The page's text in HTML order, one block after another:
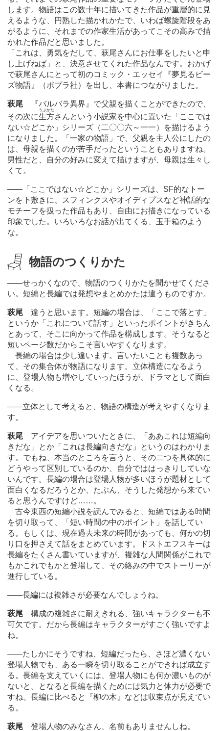
します。物語はこの数十年に描いてきた作品が重層的に見
えるような、円熟した描かれかたで、いわば螺旋階段をあ
がるように、それまでの作家生活があってこその高みで描
かれた作品だと思いました。
「これは、勇気をだして、萩尾さんにお仕事をしたいと申
し上げねば」と、決意させてくれた作品なんです。おかげ
で萩尾さんにとって初のコミック・エッセイ『夢見るビー
ズ物語』（ポプラ社）を出し、本書につながりました。
萩尾
『バルバラ異界』で父親を描くことができたので、
その次に生方
うぶかた
さんという小説家を中心に置いた「ここでは
ない☆どこか」シリーズ（二〇〇六～一一）を描けるよう
になりました。「一家の物語」で、父親を主人公にしたの
は、母親を描くのが苦手だったということもありますね。
男性だと、自分の好みに変えて描けますが、母親は生々し
くて。
――「ここではない☆どこか」シリーズは、 SF的なトー
ンを下敷きに、スフィンクスやオイディプスなど神話的な
モチーフを扱った作品もあり、自由にお描きになっている
印象でした。いろいろなお話が出てくる、玉手箱のよう
な。
物語のつくりかた
――せっかくなので、物語のつくりかたを聞かせてくださ
い。短編と長編では発想やまとめかたは違うものですか。
萩尾 違うと思います。短編の場合は、「ここで落とす」
というか「これについて話す」といったポイントがきちん
とあって、そこに向かって作品を構成します。そうなると
短いページ数だからこそ言いやすくなります。
長編の場合は少し違います。言いたいことも複数あっ
て、その集合体が物語になります。立体構造になるよう
に、登場人物も増やしていったほうが、ドラマとして面白
くなる。
――立体として考えると、物語の構造が考えやすくなりま
す。
萩尾 アイデアを思いついたときに、「ああこれは短編向
きだな」とか「これは長編向きだな」というのはわかりま
す。でもね、本当のところを言うと、その二つを具体的に
どうやって区別しているのか、自分でははっきりしていな
いんです。長編の場合は登場人物が多いほうが題材として
面白くなるだろうとか、たぶん、そうした発想から来てい
ると思うんですけど… …。
古今東西の短編小説を読んでみると、短編ではある時間
を切り取って、「短い時間の中のポイント」を話してい
る。もしくは、現在過去未来の時間があっても、何かの切
り口を押さえて話をまとめています。ドストエフスキーは
長編をたくさん書いていますが、複雑な人間関係がこれで
もかこれでもかと登場して、その絡みの中でストーリーが
進行している。
――長編には複雑さが必要なんでしょうね。
萩尾 構成の複雑さに耐えきれる、強いキャラクターも不
可欠です。だから長編はキャラクターがすごく強いですよ
ね。
――たしかにそうですね、短編だったら、さほど濃くない
登場人物でも、ある一瞬を切り取ることができれば成立す
る。長編を支えていくには、登場人物にも何か濃いものが
ないと。となると長編を描くためには気力と体力が必要で
すね。長編に比べると『柳の木』などは収束点が見えてい
る。
萩尾 登場人物のみなさん、名前もありませんしね。